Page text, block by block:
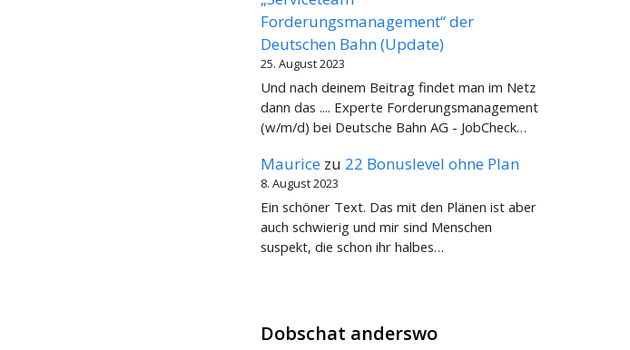
Forderungsmanagement“ der
Deutschen Bahn (Update)
25. August 2023
Und nach deinem Beitrag findet man im Netz
dann das .... Experte Forderungsmanagement
(w/m/d) bei Deutsche Bahn AG - JobCheck…
Maurice zu 22 Bonuslevel ohne Plan
8. August 2023
Ein schöner Text. Das mit den Plänen ist aber
auch schwierig und mir sind Menschen
suspekt, die schon ihr halbes…
Dobschat anderswo